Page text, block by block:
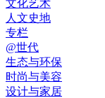
文化艺术
人文史地
专栏
@世代
生态与环保
时尚与美容
设计与家居